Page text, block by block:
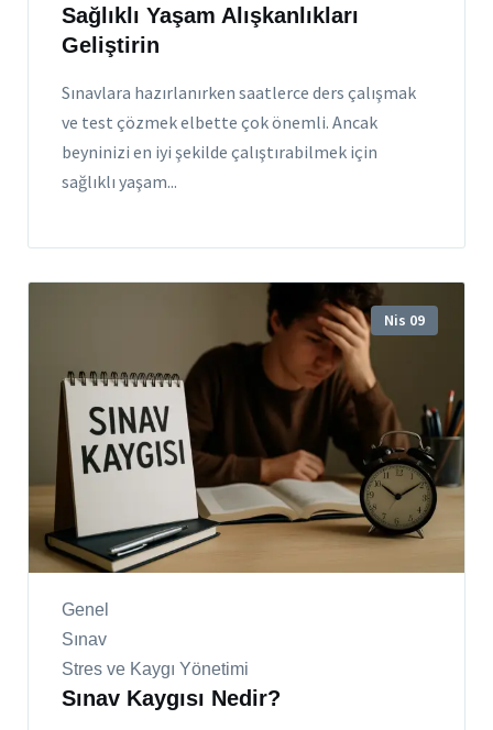
Sağlıklı Yaşam Alışkanlıkları
Geliştirin
Sınavlara hazırlanırken saatlerce ders çalışmak
ve test çözmek elbette çok önemli. Ancak
beyninizi en iyi şekilde çalıştırabilmek için
sağlıklı yaşam...
Nis 09
Genel
Sınav
Stres ve Kaygı Yönetimi
Sınav Kaygısı Nedir?